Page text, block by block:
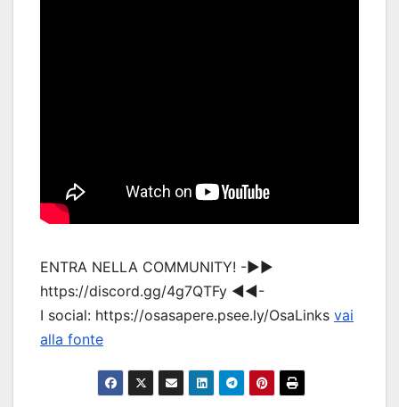
ENTRA NELLA COMMUNITY! -▶▶
https://discord.gg/4g7QTFy ◀◀-
I social: https://osasapere.psee.ly/OsaLinks vai
alla fonte